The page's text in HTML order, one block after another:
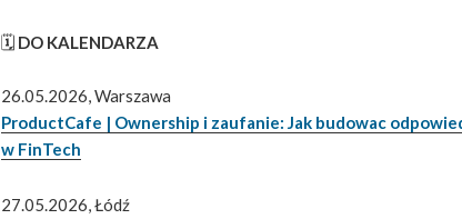
🗓️ DO KALENDARZA
26.05.2026, Warszawa
ProductCafe | Ownership i zaufanie: Jak budowac
w FinTech
27.05.2026, Łódź